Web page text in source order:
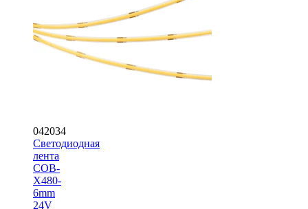
042034
Светодиодная
лента
COB-
X480-
6mm
24V